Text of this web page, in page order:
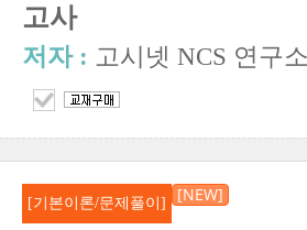
고사
저자 : 고시넷 NCS 연구소
[기본이론/문제풀이] [NEW]